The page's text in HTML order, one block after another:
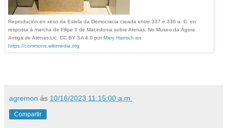
Reprodución en xeso da Estela da Democracia creada entre 337 e 336 a. C. en
resposta á marcha de Filipe II de Macedonia sobre Atenas. No Museo da Ágora
Antiga de Atenas.Lic. CC BY SA 4.0 por Mary Harrsch en
https://commons.wikimedia.org
agremon ás 10/16/2023 11:15:00 a.m.
Compartir